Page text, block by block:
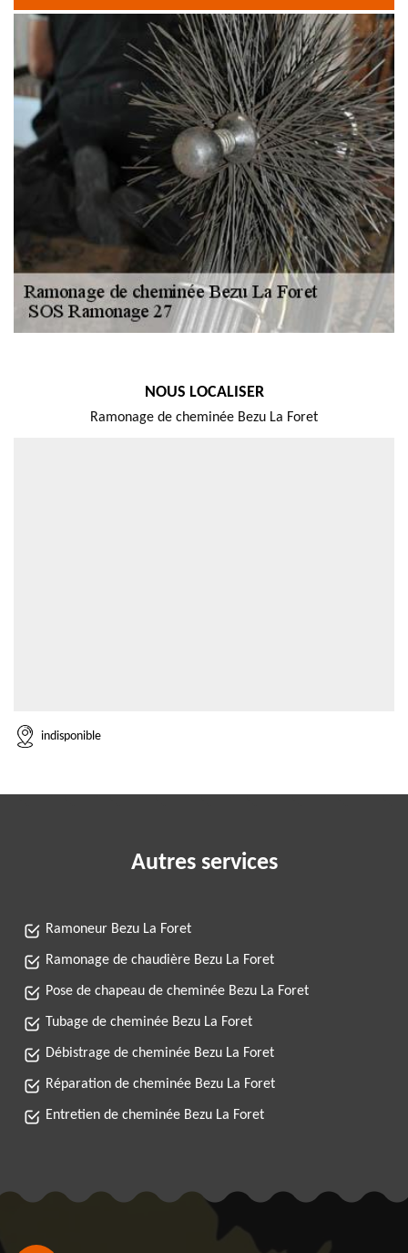
NOUS LOCALISER
Ramonage de cheminée Bezu La Foret
indisponible
Autres services
Ramoneur Bezu La Foret
Ramonage de chaudière Bezu La Foret
Pose de chapeau de cheminée Bezu La Foret
Tubage de cheminée Bezu La Foret
Débistrage de cheminée Bezu La Foret
Réparation de cheminée Bezu La Foret
Entretien de cheminée Bezu La Foret